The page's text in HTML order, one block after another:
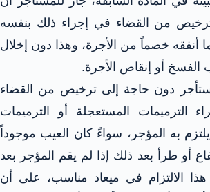
من القضاء في إجراء ذلك بنفسه
أنفقه خصماً من الأجرة، وهذا دون إخلال
أو إنقاص الأجرة.
دون حاجة إلى ترخيص من القضاء
الترميمات المستعجلة أو الترميمات
به المؤجر، سواءً كان العيب موجوداً
أو طرأ بعد ذلك إذا لم يقم المؤجر بعد
هذا الالتزام في ميعاد مناسب، على أن